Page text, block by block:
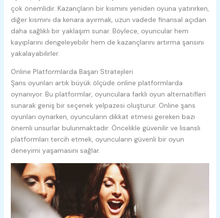
çok önemlidir. Kazançların bir kısmını yeniden oyuna yatırırken,
diğer kısmını da kenara ayırmak, uzun vadede finansal açıdan
daha sağlıklı bir yaklaşım sunar. Böylece, oyuncular hem
kayıplarını dengeleyebilir hem de kazançlarını artırma şansını
yakalayabilirler.
Online Platformlarda Başarı Stratejileri
Şans oyunları artık büyük ölçüde online platformlarda
oynanıyor. Bu platformlar, oyunculara farklı oyun alternatifleri
sunarak geniş bir seçenek yelpazesi oluşturur. Online şans
oyunları oynarken, oyuncuların dikkat etmesi gereken bazı
önemli unsurlar bulunmaktadır. Öncelikle güvenilir ve lisanslı
platformları tercih etmek, oyuncuların güvenli bir oyun
deneyimi yaşamasını sağlar.